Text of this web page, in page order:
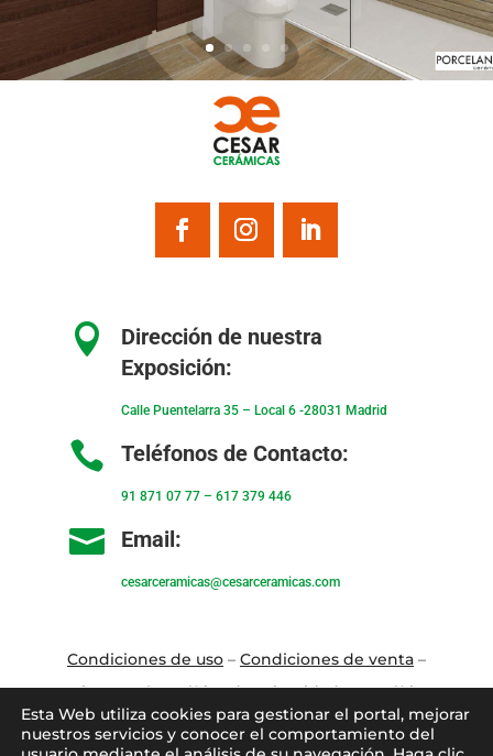

Dirección de nuestra
Exposición:
Calle Puentelarra 35 – Local 6 -28031 Madrid
 Teléfonos de Contacto:
91 871 07 77– 617 379 446
 Email:
cesarceramicas@cesarceramicas.com
Condiciones de uso– Condiciones de venta–
Aviso Legal–Política de privacidad –Política
de cookies
Esta Web utiliza cookies para gestionar el portal, mejorar
nuestros servicios y conocer el comportamiento del